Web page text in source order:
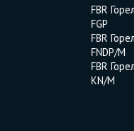
FBR
FGP
FBR
FNDP/M
FBR
KN/M